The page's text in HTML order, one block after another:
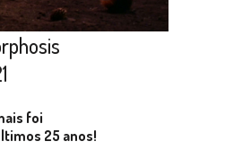
foi
25 anos!